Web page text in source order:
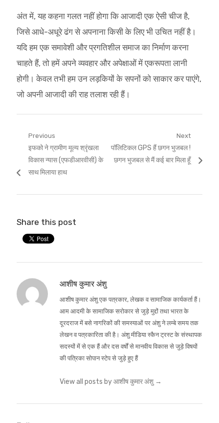
अंत में, यह कहना गलत नहीं होगा कि आजादी एक ऐसी चीज है,
जिसे आधे-अधूरे ढंग से अपनाना किसी के लिए भी उचित नहीं है।
यदि हम एक समावेशी और प्रगतिशील समाज का निर्माण करना
चाहते हैं, तो हमें अपने व्यवहार और अपेक्षाओं में एकरूपता लानी
होगी। केवल तभी हम उन लड़कियों के सपनों को साकार कर पाएंगे,
जो अपनी आजादी की राह तलाश रही हैं।
Post
navigation
Previous
Previous
post:
इफको ने ग्रामीण मूल्य श्रृंखला
विकास न्यास (एफडीआरवीसी) के
साथ मिलाया हाथ
Next
Next
post:
पॉलिटिकल GPS हैं छगन भुजबल !
छगन भुजबल से मैं कई बार मिला हूँ
Share this post
आशीष कुमार अंशु
आशीष कुमार अंशु एक पत्रकार, लेखक व सामाजिक कार्यकर्ता हैं।
आम आदमी के सामाजिक सरोकार से जुड़े मुद्दों तथा भारत के
दूरदराज में बसे नागरिकों की समस्याओं पर अंशु ने लम्बे समय तक
लेखन व पत्रकारिता की है। अंशु मीडिया स्कैन ट्रस्ट के संस्थापक
सदस्यों में से एक हैं और दस वर्षों से मानवीय विकास से जुड़े विषयों
की पत्रिका सोपान स्टेप से जुड़े हुए हैं
View all posts by आशीष कुमार अंशु →